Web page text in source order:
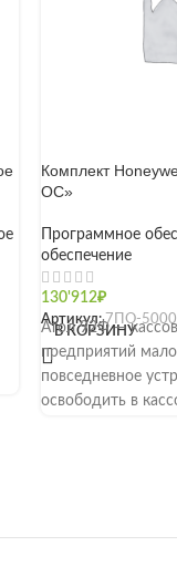
Комплект
ОС»
Программное
обеспечение
130'912₽
В КОРЗИНУ
Артикул:7ПО-
Атол 92Ф —
предприятий
повседневное
освободить в